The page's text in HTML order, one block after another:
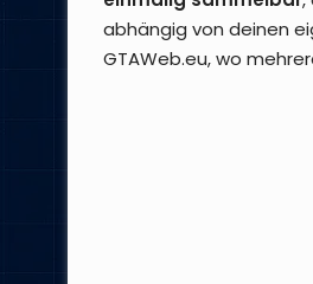
abhängig von deinen
GTAWeb.eu, wo